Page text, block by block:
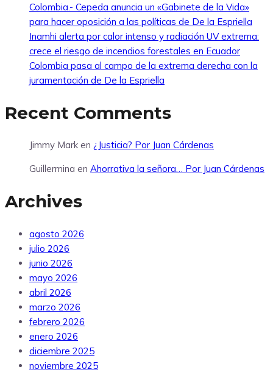
Colombia.- Cepeda anuncia un «Gabinete de la Vida»
para hacer oposición a las políticas de De la Espriella
Inamhi alerta por calor intenso y radiación UV extrema:
crece el riesgo de incendios forestales en Ecuador
Colombia pasa al campo de la extrema derecha con la
juramentación de De la Espriella
Recent Comments
Jimmy Mark en ¿Justicia? Por Juan Cárdenas
Guillermina en Ahorrativa la señora… Por Juan Cárdenas
Archives
agosto 2026
julio 2026
junio 2026
mayo 2026
abril 2026
marzo 2026
febrero 2026
enero 2026
diciembre 2025
noviembre 2025